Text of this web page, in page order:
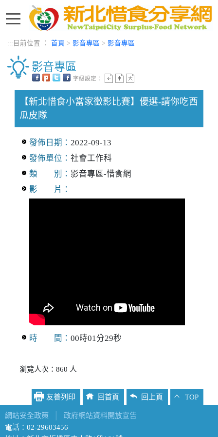
進入內容區塊
::: 目前位置 ： 首頁 > 影音專區 > 影音專區
影音專區
字級設定：
【新北惜食小當家徵影比賽】優選-請你吃西
瓜皮隊
發佈日期： 2022-09-13
發佈單位： 社會工作科
類 別： 影音專區-惜食網
影 片：
時 間： 00時01分29秒
瀏覽人次：860 人
友善列印 回首頁 回上頁 TOP
網站安全政策
政府網站資料開放宣告
電話：02-29603456